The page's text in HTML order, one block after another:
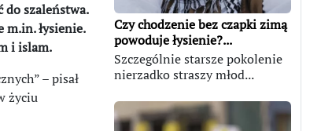
szaleństwa.
m.in. łysienie.
i islam.
– pisał
życiu
Czy chodzenie bez czapki zimą
powoduje łysienie?...
Szczególnie starsze pokolenie
nierzadko straszy młod...